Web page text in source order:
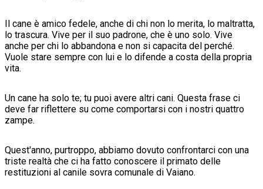
Il cane è amico fedele, anche di chi non lo merita, lo maltratta,
lo trascura. Vive per il suo padrone, che è uno solo. Vive
anche per chi lo abbandona e non si capacita del perché.
Vuole stare sempre con lui e lo difende a costa della propria
vita.
Un cane ha solo te; tu puoi avere altri cani. Questa frase ci
deve far riflettere su come comportarsi con i nostri quattro
zampe.
Quest'anno, purtroppo, abbiamo dovuto confrontarci con una
triste realtà che ci ha fatto conoscere il primato delle
restituzioni al canile sovra comunale di Vaiano.